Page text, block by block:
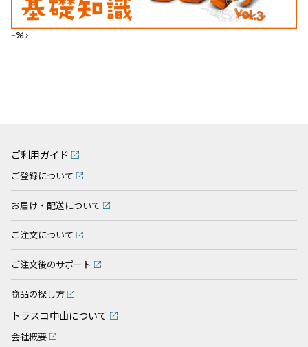
--%>
ご利用ガイド
ご登録について
お届け・配送について
ご注文について
ご注文後のサポート
商品の探し方
トラスコ中山について
会社概要